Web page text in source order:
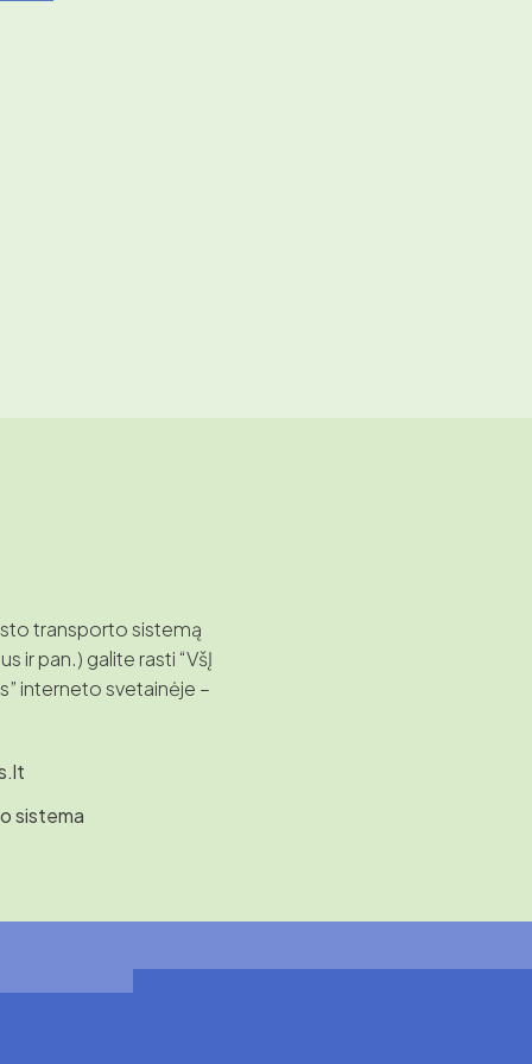
transporto sistemą
ir pan.) galite rasti “VšĮ
interneto svetainėje –
sistema